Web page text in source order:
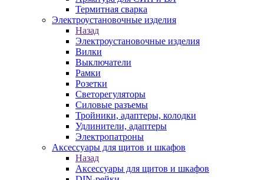
Термитная сварка
Электроустановочные изделия
Назад
Электроустановочные изделия
Вилки
Выключатели
Рамки
Розетки
Светорегуляторы
Силовые разъемы
Тройники, адаптеры, колодки
Удлинители, адаптеры
Электропатроны
Аксессуары для щитов и шкафов
Назад
Аксессуары для щитов и шкафов